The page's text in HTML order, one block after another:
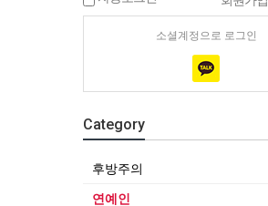
소셜계정으로 로그인
Category
후방주의
연예인